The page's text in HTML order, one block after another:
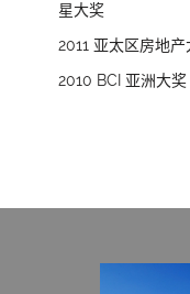
星大奖
2011 亚太区房地
2010 BCI 亚洲大